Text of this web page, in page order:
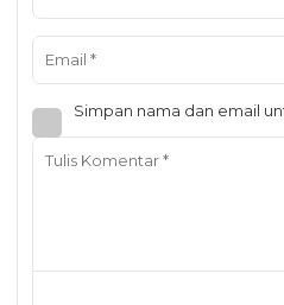
Simpan nama dan email